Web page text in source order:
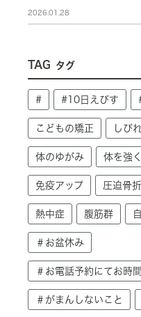
2026.01.28
TAG タグ
# #10日えびす
こどもの矯正 しび
体のゆがみ 体を強
免疫アップ 圧迫骨折
熱中症 腹筋群
＃お盆休み
＃お電話予約にてお時
＃がまんしないこと